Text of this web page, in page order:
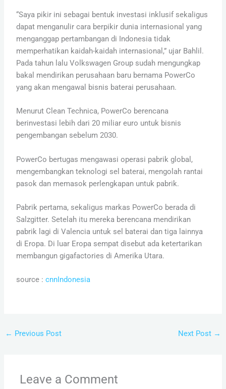
“Saya pikir ini sebagai bentuk investasi inklusif sekaligus
dapat menganulir cara berpikir dunia internasional yang
menganggap pertambangan di Indonesia tidak
memperhatikan kaidah-kaidah internasional,” ujar Bahlil.
Pada tahun lalu Volkswagen Group sudah mengungkap
bakal mendirikan perusahaan baru bernama PowerCo
yang akan mengawal bisnis baterai perusahaan.
Menurut Clean Technica, PowerCo berencana
berinvestasi lebih dari 20 miliar euro untuk bisnis
pengembangan sebelum 2030.
PowerCo bertugas mengawasi operasi pabrik global,
mengembangkan teknologi sel baterai, mengolah rantai
pasok dan memasok perlengkapan untuk pabrik.
Pabrik pertama, sekaligus markas PowerCo berada di
Salzgitter. Setelah itu mereka berencana mendirikan
pabrik lagi di Valencia untuk sel baterai dan tiga lainnya
di Eropa. Di luar Eropa sempat disebut ada ketertarikan
membangun gigafactories di Amerika Utara.
source :cnnIndonesia
← Previous Post Next Post →
Leave a Comment